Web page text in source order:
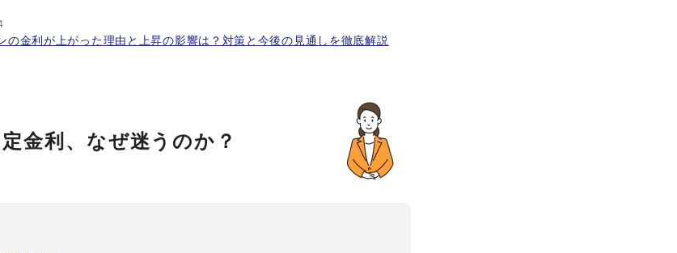
の金利が上がった理由と上昇の影響は？対策と今後の見通しを徹底解説
金利、なぜ迷うのか？